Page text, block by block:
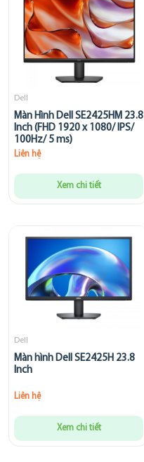
Dell
Màn Hình Dell SE2425HM 23.8
Inch (FHD 1920 x 1080/ IPS/
100Hz/ 5 ms)
Liên hệ
Xem chi tiết
Dell
Màn hình Dell SE2425H 23.8
Inch
Liên hệ
Xem chi tiết